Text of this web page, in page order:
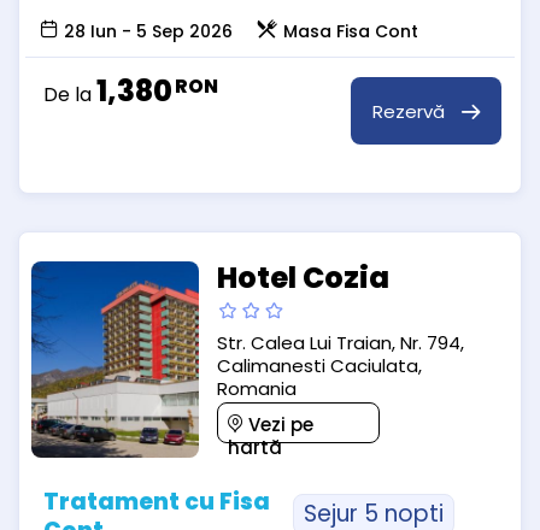
28 Iun - 5 Sep 2026
Masa Fisa Cont
De la1,380RON
Rezervă
Hotel Cozia
Str. Calea Lui Traian, Nr. 794,
Calimanesti Caciulata,
Romania
Vezi pe
hartă
Tratament cu Fisa
Sejur 5 nopti